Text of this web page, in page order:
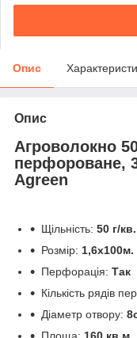
Опис
Опис
Агроволокно
перфороване,
Agreen
Щільність: 50 г/
Розмір: 1,6х100м.
Перфорація: Так
Кількість рядів
Діаметр отвору: